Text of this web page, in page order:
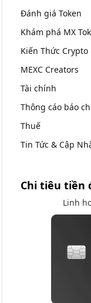
Đánh giá Token
Khám phá MX
Kiến Thức Crypto
MEXC Creators
Tài chính
Thông cáo báo
Thuế
Tin Tức & Cập
Chi tiêu tiền
Linh